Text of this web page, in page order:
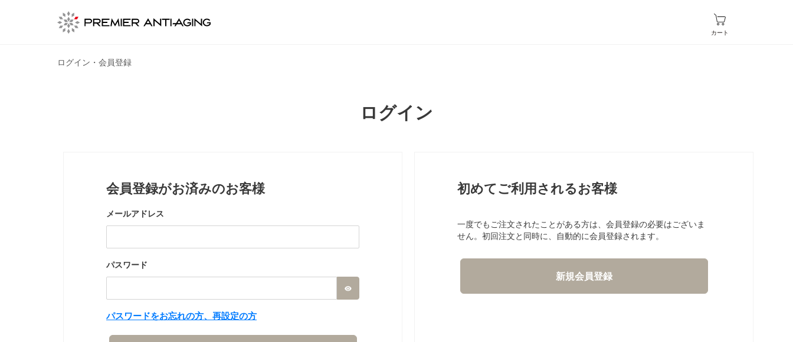
カート
ログイン・会員登録
ログイン
会員登録がお済みのお客様
メールアドレス
パスワード
パスワードをお忘れの方、再設定の方
初めてご利用されるお客様
一度でもご注文されたことがある方は、会員登録の必要はございま
せん。初回注文と同時に、自動的に会員登録されます。
新規会員登録